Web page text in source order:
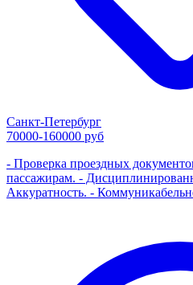
Санкт-Петербург
70000-160000 руб
- Проверка проездных
пассажирам. -
Аккуратность. -